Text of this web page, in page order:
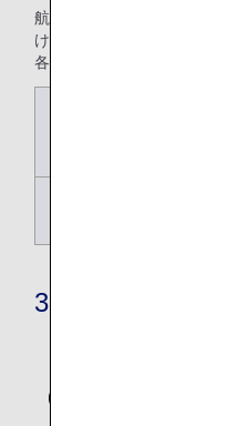
航空券の払い戻し時・予約
けます。
各種手数料の設定は運賃によ
3.その他のご案内
（1）2026年5月19